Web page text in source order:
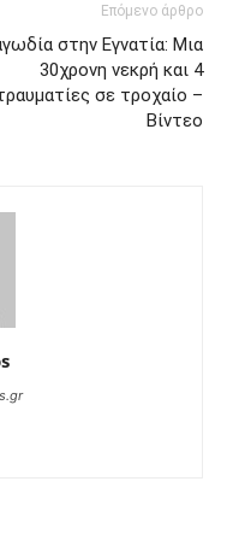
Επόμενο άρθρο
στην Εγνατία: Μια
30χρονη νεκρή και 4
σε τροχαίο –
Βίντεο